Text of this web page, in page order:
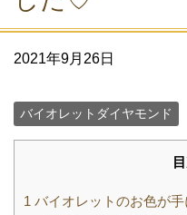
2021年9月26日
バイオレットダイヤモンド
1 バイオレットのお色が